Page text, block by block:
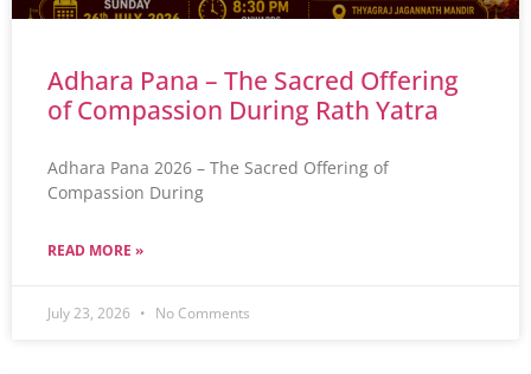
Adhara Pana – The Sacred Offering
of Compassion During Rath Yatra
Adhara Pana 2026 – The Sacred Offering of
Compassion During
READ MORE »
July 23, 2026 No Comments